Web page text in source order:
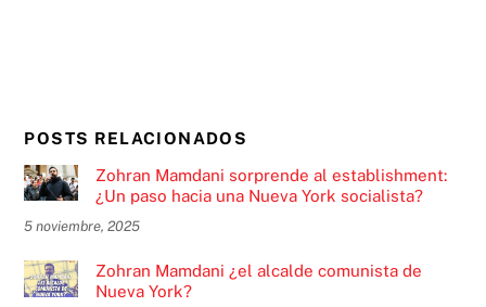
POSTS RELACIONADOS
Zohran Mamdani sorprende al establishment:
¿Un paso hacia una Nueva York socialista?
5 noviembre, 2025
Zohran Mamdani ¿el alcalde comunista de
Nueva York?